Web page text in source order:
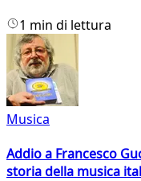
1 min di lettura
Musica
Addio a Francesco
storia della musica